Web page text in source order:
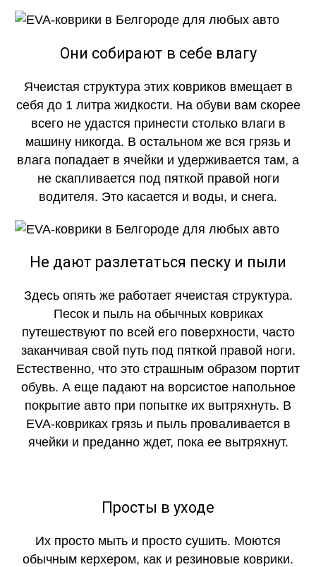
Они собирают в себе влагу
Ячеистая структура этих ковриков вмещает в
себя до 1 литра жидкости. На обуви вам скорее
всего не удастся принести столько влаги в
машину никогда. В остальном же вся грязь и
влага попадает в ячейки и удерживается там, а
не скапливается под пяткой правой ноги
водителя. Это касается и воды, и снега.
Не дают разлетаться песку и пыли
Здесь опять же работает ячеистая структура.
Песок и пыль на обычных ковриках
путешествуют по всей его поверхности, часто
заканчивая свой путь под пяткой правой ноги.
Естественно, что это страшным образом портит
обувь. А еще падают на ворсистое напольное
покрытие авто при попытке их вытряхнуть. В
EVA-ковриках грязь и пыль проваливается в
ячейки и преданно ждет, пока ее вытряхнут.
Просты в уходе
Их просто мыть и просто сушить. Моются
обычным керхером, как и резиновые коврики.